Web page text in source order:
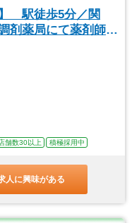
】 駅徒歩5分／関
剤薬局にて薬剤師の
舗数30以上 積極採用中
人に興味がある